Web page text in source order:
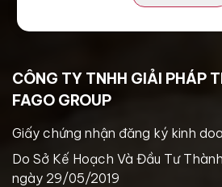
CÔNG TY TNHH GIẢI PHÁP
FAGO GROUP
Giấy chứng nhận đăng ký kinh
Do Sở Kế Hoạch Và Đầu Tư
ngày 29/05/2019